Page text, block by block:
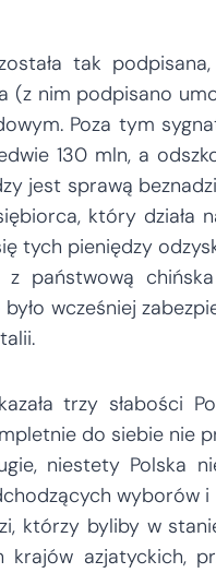
tak
(z nim podpisano
Poza tym
130 mln, a
jest sprawą
który działa
tych pieniędzy
państwową
wcześniej
trzy słabości
do siebie nie
niestety Polska
wyborów i
którzy byliby w
azjatyckich,